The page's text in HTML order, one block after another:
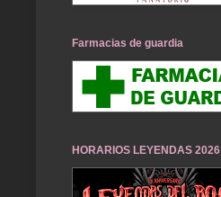
Farmacias de guardia
HORARIOS LEYENDAS 2026